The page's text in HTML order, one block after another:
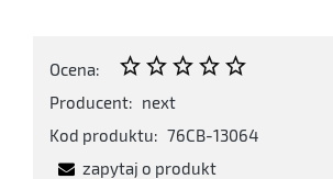
Ocena:
Producent: next
Kod produktu: 76CB-13064
zapytaj o produkt